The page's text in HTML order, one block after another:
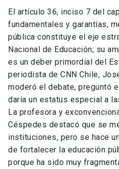
El artículo 36, inciso 7 del
fundamentales y garantías,
pública constituye el eje
Nacional de Educación; su
es un deber primordial del
periodista de CNN Chile,
moderó el debate, preguntó
daría un estatus especial a
La profesora y
Céspedes destacó que se
instituciones, pero se hace
de fortalecer la educación
porque ha sido muy